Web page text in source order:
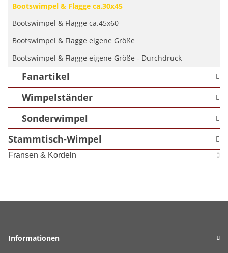
Bootswimpel & Flagge ca.30x45
Bootswimpel & Flagge ca.45x60
Bootswimpel & Flagge eigene Größe
Bootswimpel & Flagge eigene Größe - Durchdruck
Fanartikel
Wimpelständer
Sonderwimpel
Stammtisch-Wimpel
Fransen & Kordeln
Informationen